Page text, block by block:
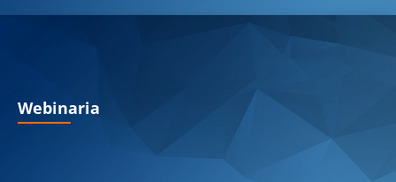
Webinaria